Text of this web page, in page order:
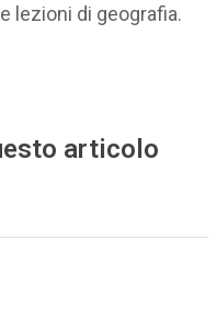
lezioni di geografia.
articolo